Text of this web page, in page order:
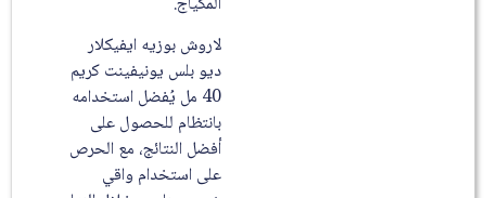
لاروش بوزيه ايفيكلار
ديو بلس يونيفينت كريم
40 مل يُفضل استخدامه
بانتظام للحصول على
أفضل النتائج، مع الحرص
على استخدام واقي